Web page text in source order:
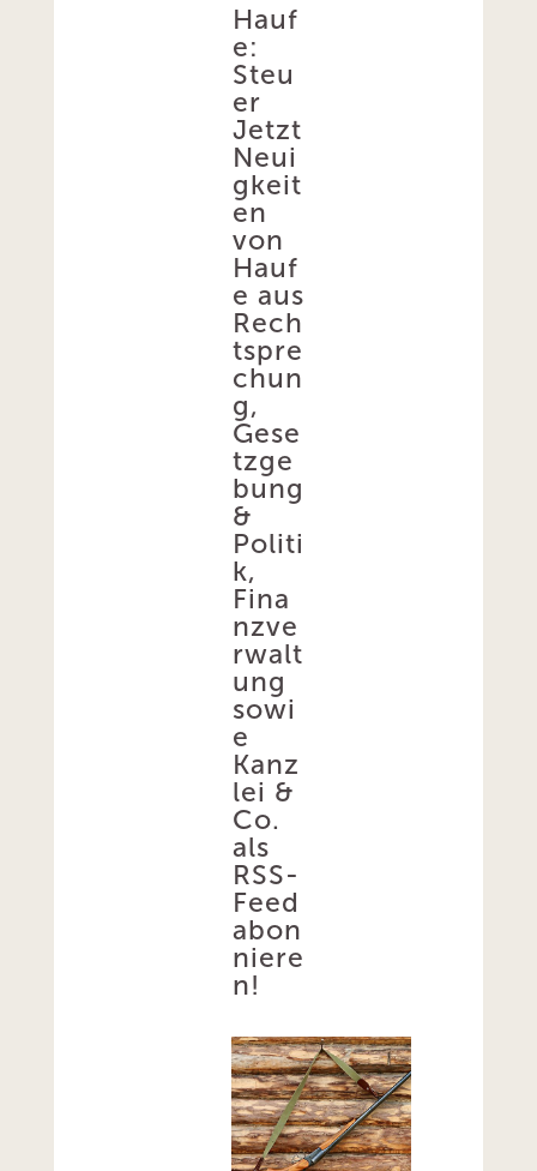
Hauf
e:
Steu
er
Jetzt
Neui
gkeit
en
von
Hauf
e aus
Rech
tspre
chun
g,
Gese
tzge
bung
&
Politi
k,
Fina
nzve
rwalt
ung
sowi
e
Kanz
lei &
Co.
als
RSS-
Feed
abon
niere
n!